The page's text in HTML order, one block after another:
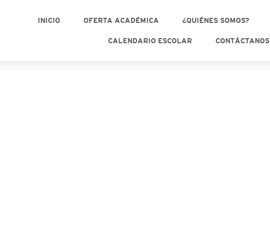
INICIO OFERTA ACADÉMICA ¿QUIÉNES SOMOS?
CALENDARIO ESCOLAR CONTÁCTANOS